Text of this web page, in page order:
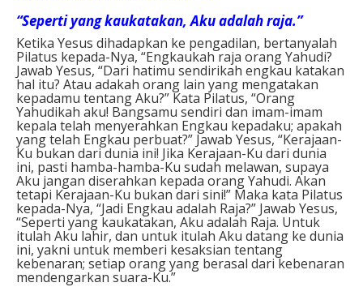
“Seperti yang kaukatakan, Aku adalah raja.”
Ketika Yesus dihadapkan ke pengadilan, bertanyalah
Pilatus kepada-Nya, “Engkaukah raja orang Yahudi?
Jawab Yesus, “Dari hatimu sendirikah engkau katakan
hal itu? Atau adakah orang lain yang mengatakan
kepadamu tentang Aku?” Kata Pilatus, “Orang
Yahudikah aku! Bangsamu sendiri dan imam-imam
kepala telah menyerahkan Engkau kepadaku; apakah
yang telah Engkau perbuat?” Jawab Yesus, “Kerajaan-
Ku bukan dari dunia ini! Jika Kerajaan-Ku dari dunia
ini, pasti hamba-hamba-Ku sudah melawan, supaya
Aku jangan diserahkan kepada orang Yahudi. Akan
tetapi Kerajaan-Ku bukan dari sini!” Maka kata Pilatus
kepada-Nya, “Jadi Engkau adalah Raja?” Jawab Yesus,
“Seperti yang kaukatakan, Aku adalah Raja. Untuk
itulah Aku lahir, dan untuk itulah Aku datang ke dunia
ini, yakni untuk memberi kesaksian tentang
kebenaran; setiap orang yang berasal dari kebenaran
mendengarkan suara-Ku.”